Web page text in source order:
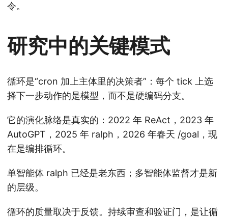
令。
研究中的关键模式
循环是“cron 加上主体里的决策者”：每个 tick 上选
择下一步动作的是模型，而不是硬编码分支。
它的演化脉络是真实的：2022 年 ReAct，2023 年
AutoGPT，2025 年 ralph，2026 年春天 /goal，现
在是编排循环。
单智能体 ralph 已经是老东西；多智能体监督才是新
的层级。
循环的质量取决于反馈。持续审查和验证门，是让循